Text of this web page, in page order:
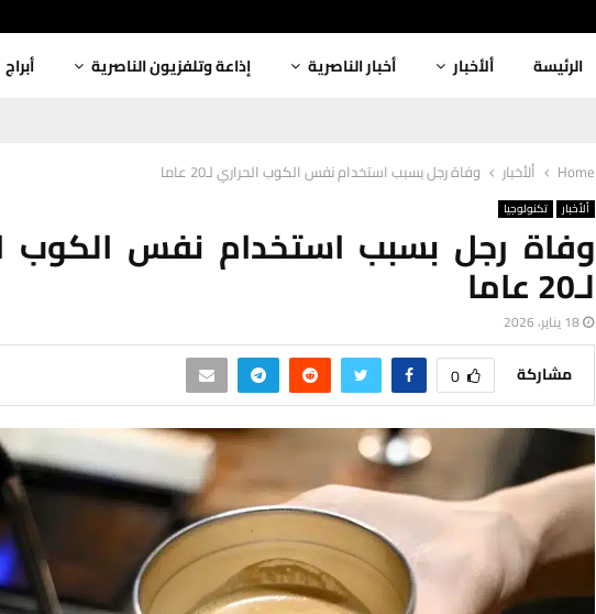
الرئيسة ألأخبار أخبار الناصرية إذاعة وتلفزيون الناصرية أبراج
Home ألأخبار وفاة رجل بسبب استخدام نفس الكوب الحراري لـ20 عاما
ألأخبار تكنولوجيا
وفاة رجل بسبب استخدام نفس الكوب
لـ20 عاما
18 يناير، 2026
مشاركة 0